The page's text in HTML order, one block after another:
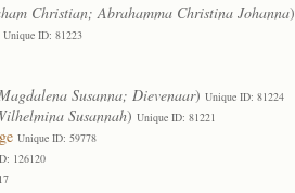
Christian; Abrahamma Christina Johanna)
Unique ID: 81223
Susanna; Dievenaar) Unique ID: 81224
Susannah) Unique ID: 81221
Unique ID: 59778
126120